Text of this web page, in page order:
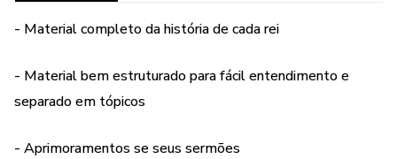
- Material completo da história de cada rei
- Material bem estruturado para fácil entendimento e
separado em tópicos
- Aprimoramentos se seus sermões